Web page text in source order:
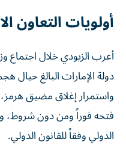
أولويات التعاون
أعرب الزيودي خلال اجتماع
دولة الإمارات البالغ حيال
واستمرار إغلاق مضيق
فتحه فوراً ومن دون شروط،
الدولي وفقاً للقانون الدولي.